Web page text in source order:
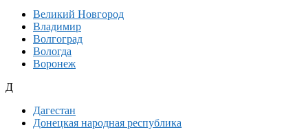
Великий Новгород
Владимир
Волгоград
Вологда
Воронеж
Д
Дагестан
Донецкая народная республика